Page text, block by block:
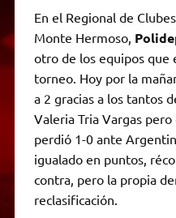
En el Regional de
Monte Hermoso,
otro de los equipos que
torneo. Hoy por la
a 2 gracias a los tantos
Valeria Tria Vargas
perdió 1-0 ante
igualado en puntos,
contra, pero la propia
reclasificación.